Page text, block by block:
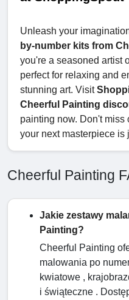
Unleash your
by-number kits from
you're a seasoned artist
perfect for relaxing and
stunning art. Visit
Cheerful Painting
painting now. Don't
your next masterpiece is
Cheerful Painting
Jakie zestawy
Painting?
Cheerful Painting
malowania po
kwiatowe ,
i świąteczne .